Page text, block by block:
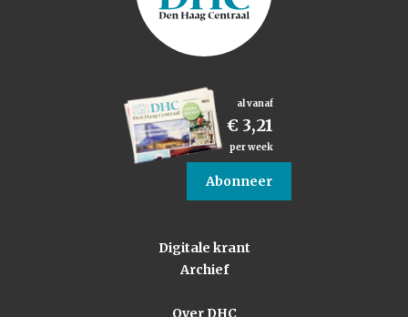
al vanaf
€ 3,21
per week
Abonneer
Digitale krant
Archief
Over DHC